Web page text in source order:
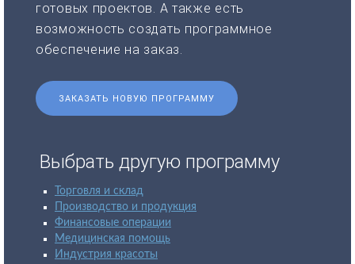
готовых проектов. А также есть
возможность создать программное
обеспечение на заказ.
ЗАКАЗАТЬ НОВУЮ ПРОГРАММУ
Выбрать другую программу
Торговля и склад
Производство и продукция
Финансовые операции
Медицинская помощь
Индустрия красоты